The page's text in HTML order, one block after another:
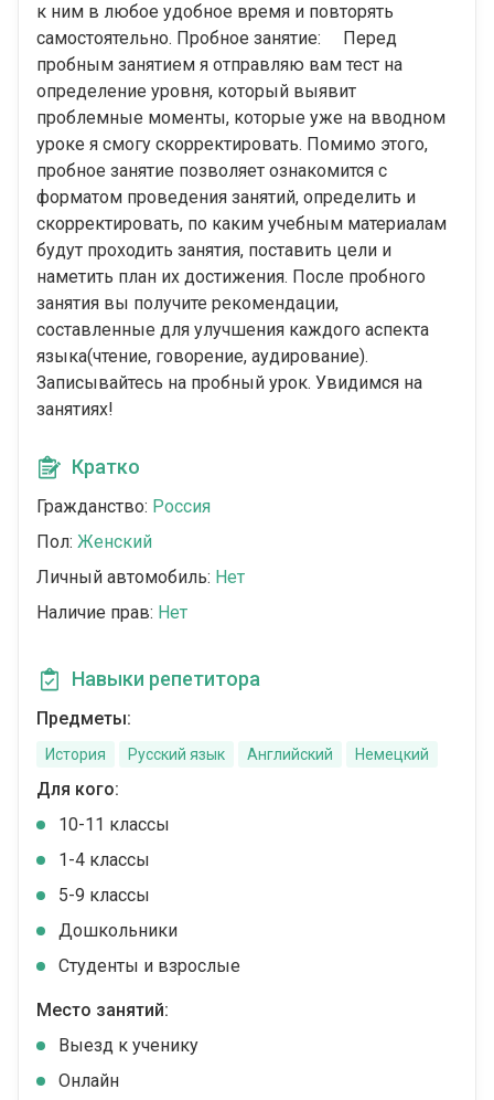
к ним в любое удобное время и повторять
самостоятельно. Пробное занятие: ⠀ Перед
пробным занятием я отправляю вам тест на
определение уровня, который выявит
проблемные моменты, которые уже на вводном
уроке я смогу скорректировать. Помимо этого,
пробное занятие позволяет ознакомится с
форматом проведения занятий, определить и
скорректировать, по каким учебным материалам
будут проходить занятия, поставить цели и
наметить план их достижения. После пробного
занятия вы получите рекомендации,
составленные для улучшения каждого аспекта
языка(чтение, говорение, аудирование).
Записывайтесь на пробный урок. Увидимся на
занятиях!
Кратко
Гражданство: Россия
Пол: Женский
Личный автомобиль: Нет
Наличие прав: Нет
Навыки репетитора
Предметы:
История Русский язык Английский Немецкий
Для кого:
10-11 классы
1-4 классы
5-9 классы
Дошкольники
Студенты и взрослые
Место занятий:
Выезд к ученику
Онлайн